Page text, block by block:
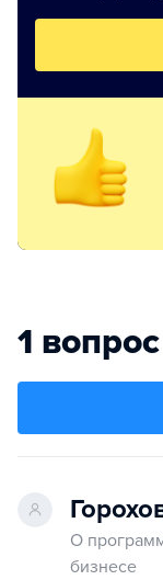
1 вопрос
О
бизнесе